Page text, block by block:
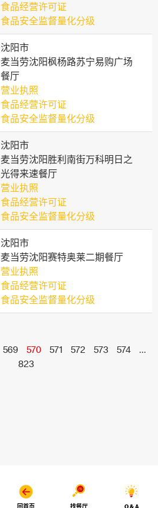
食品经营许可证
食品安全监督量化分级
沈阳市
麦当劳沈阳枫杨路苏宁易购广场
餐厅
营业执照
食品经营许可证
食品安全监督量化分级
沈阳市
麦当劳沈阳胜利南街万科明日之
光得来速餐厅
营业执照
食品经营许可证
食品安全监督量化分级
沈阳市
麦当劳沈阳赛特奥莱二期餐厅
营业执照
食品经营许可证
食品安全监督量化分级
569 570 571 572 573 574
...
823